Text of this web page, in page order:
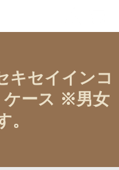
キセイインコ
ケース ※男女
。